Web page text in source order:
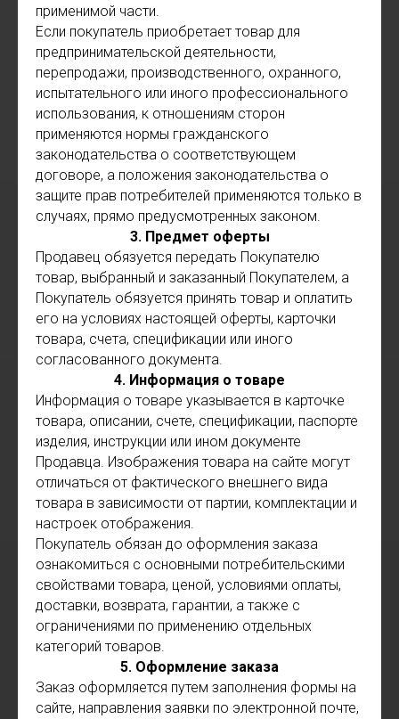
применимой части.
Если покупатель приобретает товар для
предпринимательской деятельности,
перепродажи, производственного, охранного,
испытательного или иного профессионального
использования, к отношениям сторон
применяются нормы гражданского
законодательства о соответствующем
договоре, а положения законодательства о
защите прав потребителей применяются только в
случаях, прямо предусмотренных законом.
3. Предмет оферты
Продавец обязуется передать Покупателю
товар, выбранный и заказанный Покупателем, а
Покупатель обязуется принять товар и оплатить
его на условиях настоящей оферты, карточки
товара, счета, спецификации или иного
согласованного документа.
4. Информация о товаре
Информация о товаре указывается в карточке
товара, описании, счете, спецификации, паспорте
изделия, инструкции или ином документе
Продавца. Изображения товара на сайте могут
отличаться от фактического внешнего вида
товара в зависимости от партии, комплектации и
настроек отображения.
Покупатель обязан до оформления заказа
ознакомиться с основными потребительскими
свойствами товара, ценой, условиями оплаты,
доставки, возврата, гарантии, а также с
ограничениями по применению отдельных
категорий товаров.
5. Оформление заказа
Заказ оформляется путем заполнения формы на
сайте, направления заявки по электронной почте,